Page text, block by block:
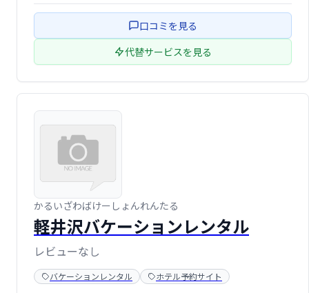
望する方にとって最適です。 旅行者向けではなく、長期滞
在に特化することで、安心して快 …
口コミを見る
代替サービスを見る
かるいざわばけーしょんれんたる
軽井沢バケーションレンタル
レビューなし
バケーションレンタル ホテル予約サイト